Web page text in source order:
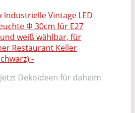
Dekoideen für daheim